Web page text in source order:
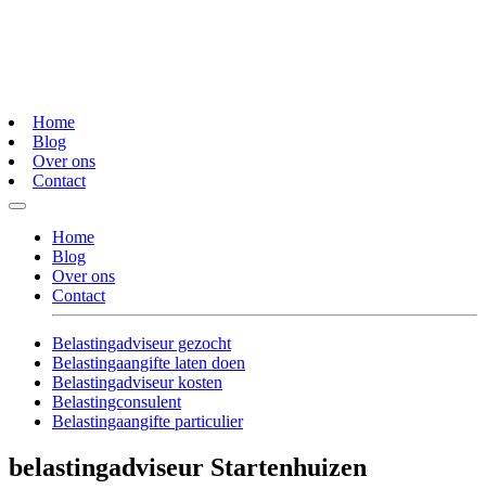
Home
Blog
Over ons
Contact
Home
Blog
Over ons
Contact
Belastingadviseur gezocht
Belastingaangifte laten doen
Belastingadviseur kosten
Belastingconsulent
Belastingaangifte particulier
belastingadviseur Startenhuizen